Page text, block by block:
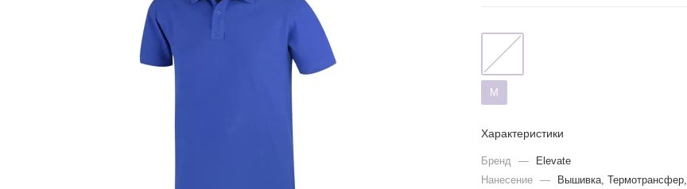
M
Характеристики
Бренд —
Elevate
Нанесение
—
Вышивка, Термотрансфер,